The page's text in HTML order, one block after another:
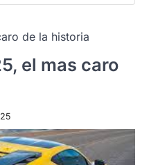
de la historia
el mas caro